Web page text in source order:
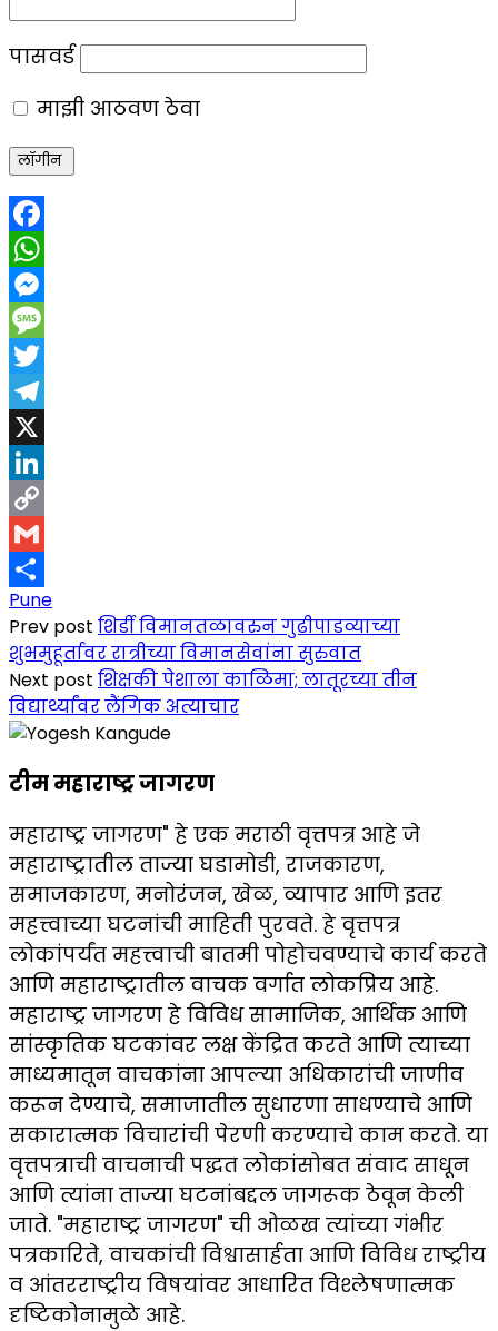
पासवर्ड
माझी आठवण ठेवा
Facebook
WhatsApp
Messenger
Message
Twitter
Telegram
X
LinkedIn
Copy
Link
Gmail
Share
Pune
Prev post शिर्डी विमानतळावरुन गुढीपाडव्याच्या
शुभमुहूर्तावर रात्रीच्या विमानसेवांना सुरुवात
Next post शिक्षकी पेशाला काळिमा; लातूरच्या तीन
विद्यार्थ्यांवर लैंगिक अत्याचार
टीम महाराष्ट्र जागरण
महाराष्ट्र जागरण" हे एक मराठी वृत्तपत्र आहे जे
महाराष्ट्रातील ताज्या घडामोडी, राजकारण,
समाजकारण, मनोरंजन, खेळ, व्यापार आणि इतर
महत्त्वाच्या घटनांची माहिती पुरवते. हे वृत्तपत्र
लोकांपर्यंत महत्त्वाची बातमी पोहोचवण्याचे कार्य करते
आणि महाराष्ट्रातील वाचक वर्गात लोकप्रिय आहे.
महाराष्ट्र जागरण हे विविध सामाजिक, आर्थिक आणि
सांस्कृतिक घटकांवर लक्ष केंद्रित करते आणि त्याच्या
माध्यमातून वाचकांना आपल्या अधिकारांची जाणीव
करून देण्याचे, समाजातील सुधारणा साधण्याचे आणि
सकारात्मक विचारांची पेरणी करण्याचे काम करते. या
वृत्तपत्राची वाचनाची पद्धत लोकांसोबत संवाद साधून
आणि त्यांना ताज्या घटनांबद्दल जागरूक ठेवून केली
जाते. "महाराष्ट्र जागरण" ची ओळख त्यांच्या गंभीर
पत्रकारिते, वाचकांची विश्वासार्हता आणि विविध राष्ट्रीय
व आंतरराष्ट्रीय विषयांवर आधारित विश्लेषणात्मक
दृष्टिकोनामुळे आहे.